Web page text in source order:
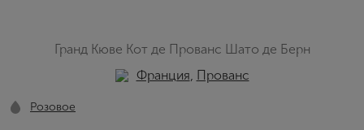
Гранд Кюве Кот де Прованс Шато де Берн
Франция, Прованс
Розовое